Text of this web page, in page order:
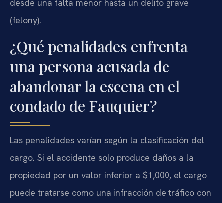
desde una falta menor hasta un delito grave
(felony).
¿Qué penalidades enfrenta
una persona acusada de
abandonar la escena en el
condado de Fauquier?
Las penalidades varían según la clasificación del
cargo. Si el accidente solo produce daños a la
propiedad por un valor inferior a $1,000, el cargo
puede tratarse como una infracción de tráfico con